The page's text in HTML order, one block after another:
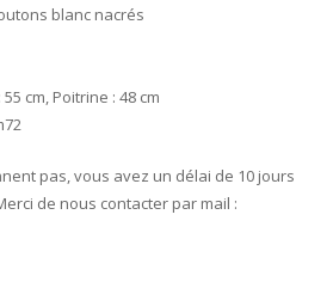
blanc nacrés
cm, Poitrine : 48 cm
pas, vous avez un délai de 10 jours
de nous contacter par mail :